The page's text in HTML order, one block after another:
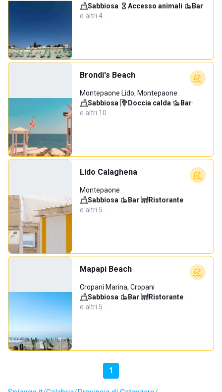
Sabbiosa· Accesso animali· Bar·
e altri 4…
Brondi's Beach
Montepaone Lido, Montepaone
Sabbiosa· Doccia calda· Bar·
e altri 10…
Lido Calaghena
Montepaone
Sabbiosa· Bar· Ristorante·
e altri 5…
Mapapi Beach
Cropani Marina, Cropani
Sabbiosa· Bar· Ristorante·
e altri 5…
1